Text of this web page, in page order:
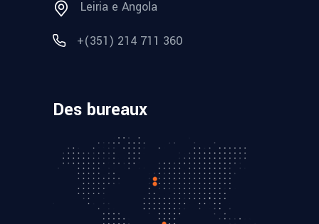
Leiria e Angola
+(351) 214 711 360
Des bureaux